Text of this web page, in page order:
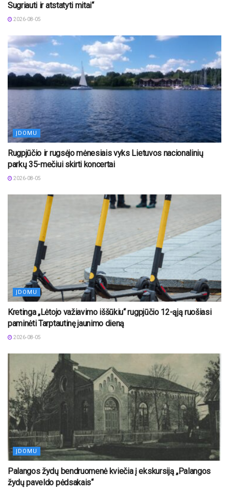
Sugriauti ir atstatyti mitai“
2026-08-05
ĮDOMU
Rugpjūčio ir rugsėjo mėnesiais vyks Lietuvos nacionalinių
parkų 35-mečiui skirti koncertai
2026-08-05
ĮDOMU
Kretinga „Lėtojo važiavimo iššūkiu“ rugpjūčio 12-ąją ruošiasi
paminėti Tarptautinę jaunimo dieną
2026-08-05
ĮDOMU
Palangos žydų bendruomenė kviečia į ekskursiją „Palangos
žydų paveldo pėdsakais“